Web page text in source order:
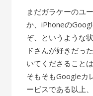
まだガラケーのユ
か、iPhoneの
ぞ、というような
ドさんが好きだっ
いてくださること
そもそもGoogleカ
ービスである以上